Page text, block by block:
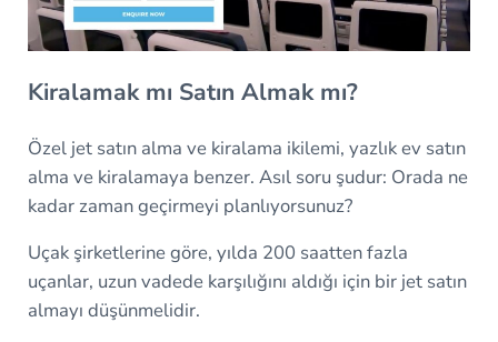
Kiralamak mı Satın Almak mı?
Özel jet satın alma ve kiralama ikilemi, yazlık ev satın
alma ve kiralamaya benzer. Asıl soru şudur: Orada ne
kadar zaman geçirmeyi planlıyorsunuz?
Uçak şirketlerine göre, yılda 200 saatten fazla
uçanlar, uzun vadede karşılığını aldığı için bir jet satın
almayı düşünmelidir.